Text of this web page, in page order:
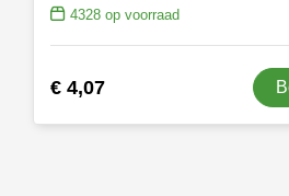
4328op voorraad
€ 4,07